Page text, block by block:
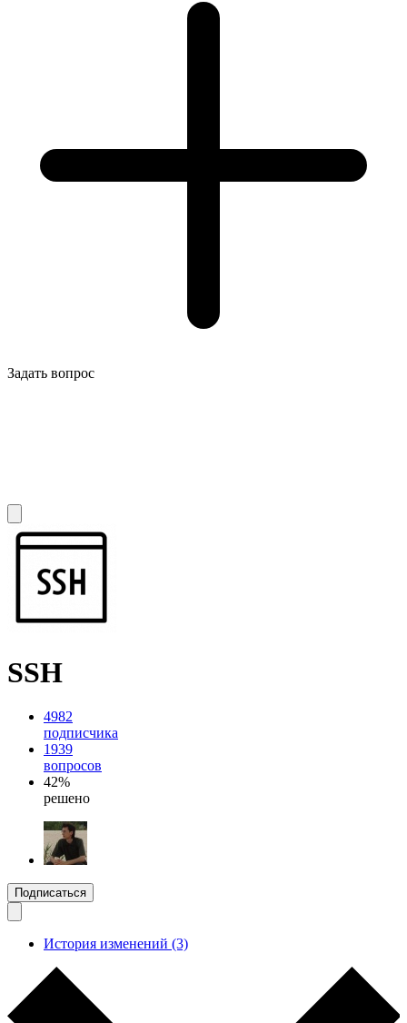
Задать вопрос
SSH
4982
подписчика
1939
вопросов
42%
решено
Подписаться
История изменений (3)